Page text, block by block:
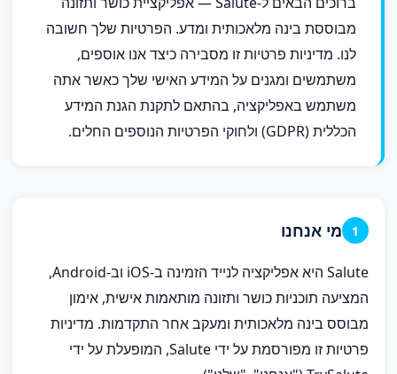
מבוססת בינה מלאכותית ומדע. הפרטיות שלך חשובה
לנו. מדיניות פרטיות זו מסבירה כיצד אנו אוספים,
משתמשים ומגנים על המידע האישי שלך כאשר אתה
משתמש באפליקציה, בהתאם לתקנת הגנת המידע
הכללית (GDPR) ולחוקי הפרטיות הנוספים החלים.
1 מי אנחנו
Salute היא אפליקציה לנייד הזמינה ב-iOS וב-Android,
המציעה תוכניות כושר ותזונה מותאמות אישית, אימון
מבוסס בינה מלאכותית ומעקב אחר התקדמות. מדיניות
פרטיות זו מפורסמת על ידי Salute, המופעלת על ידי